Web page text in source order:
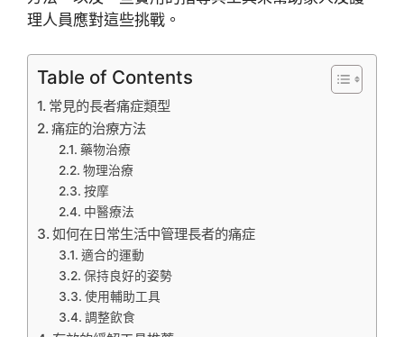
理人員應對這些挑戰。
Table of Contents
常見的長者痛症類型
痛症的治療方法
藥物治療
物理治療
按摩
中醫療法
如何在日常生活中管理長者的痛症
適合的運動
保持良好的姿勢
使用輔助工具
調整飲食